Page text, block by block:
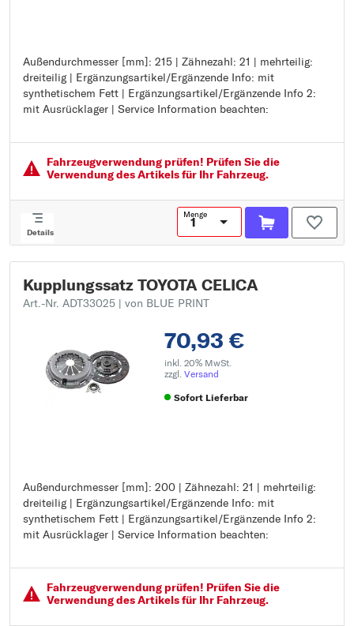
Außendurchmesser [mm]: 215 | Zähnezahl: 21 | mehrteilig:
dreiteilig | Ergänzungsartikel/Ergänzende Info: mit
synthetischem Fett | Ergänzungsartikel/Ergänzende Info 2:
mit Ausrücklager | Service Information beachten:
Außendurchmesser [mm]: 215
Zähnezahl: 21
mehrteilig: dreiteilig
Ergänzungsartikel/Ergänzende Info: mit synthetischem Fett
Service Information beachten:
Fahrzeugver­wendung prüfen! Prüfen Sie die
Verwendung des Artikels für Ihr Fahrzeug.
Details
Menge
Kupplungssatz TOYOTA CELICA
Art.-Nr. ADT33025 | von BLUE PRINT
70,93 €
inkl. 20% MwSt.
zzgl. Versand
Sofort Lieferbar
Außendurchmesser [mm]: 200 | Zähnezahl: 21 | mehrteilig:
dreiteilig | Ergänzungsartikel/Ergänzende Info: mit
synthetischem Fett | Ergänzungsartikel/Ergänzende Info 2:
mit Ausrücklager | Service Information beachten:
Außendurchmesser [mm]: 200
Zähnezahl: 21
mehrteilig: dreiteilig
Ergänzungsartikel/Ergänzende Info: mit synthetischem Fett
Service Information beachten:
Fahrzeugver­wendung prüfen! Prüfen Sie die
Verwendung des Artikels für Ihr Fahrzeug.